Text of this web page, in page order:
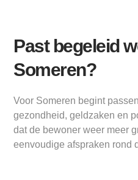
Past begeleid
Someren?
Voor Someren begint
gezondheid, geldzaken en
dat de bewoner weer meer
eenvoudige afspraken rond